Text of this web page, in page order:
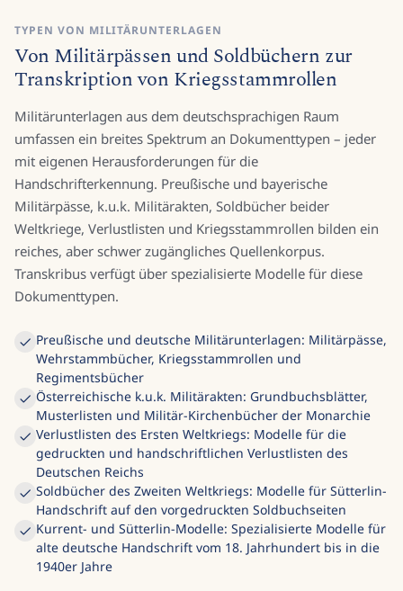
TYPEN VON MILITÄRUNTERLAGEN
Von Militärpässen und Soldbüchern zur
Transkription von Kriegsstammrollen
Militärunterlagen aus dem deutschsprachigen Raum
umfassen ein breites Spektrum an Dokumenttypen – jeder
mit eigenen Herausforderungen für die
Handschrifterkennung. Preußische und bayerische
Militärpässe, k.u.k. Militärakten, Soldbücher beider
Weltkriege, Verlustlisten und Kriegsstammrollen bilden ein
reiches, aber schwer zugängliches Quellenkorpus.
Transkribus verfügt über spezialisierte Modelle für diese
Dokumenttypen.
Preußische und deutsche Militärunterlagen: Militärpässe,
Wehrstammbücher, Kriegsstammrollen und
Regimentsbücher
Österreichische k.u.k. Militärakten: Grundbuchsblätter,
Musterlisten und Militär-Kirchenbücher der Monarchie
Verlustlisten des Ersten Weltkriegs: Modelle für die
gedruckten und handschriftlichen Verlustlisten des
Deutschen Reichs
Soldbücher des Zweiten Weltkriegs: Modelle für Sütterlin-
Handschrift auf den vorgedruckten Soldbuchseiten
Kurrent- und Sütterlin-Modelle: Spezialisierte Modelle für
alte deutsche Handschrift vom 18. Jahrhundert bis in die
1940er Jahre